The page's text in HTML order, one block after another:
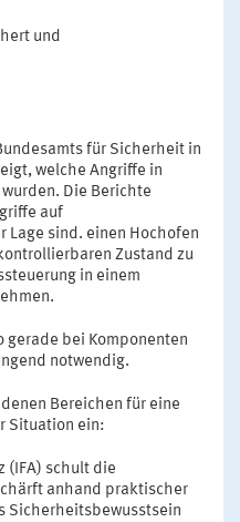
und
für Sicherheit in
welche Angriffe in
Die Berichte
auf
Lage sind. einen Hochofen
Zustand zu
in einem
gerade bei Komponenten
notwendig.
Bereichen für eine
Situation ein:
(IFA) schult die
anhand praktischer
Sicherheitsbewusstsein